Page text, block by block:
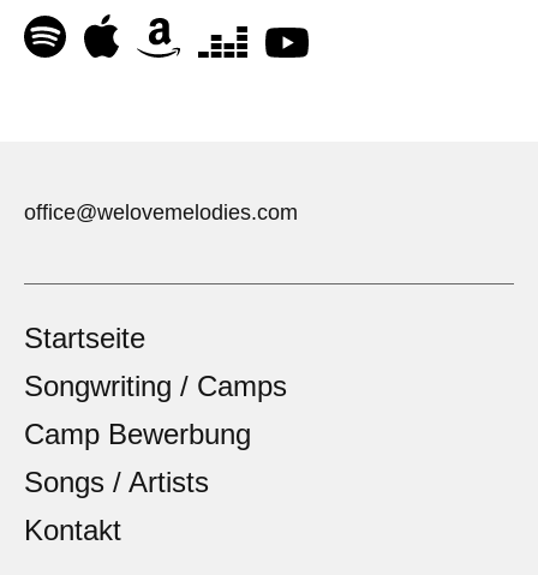
office@welovemelodies.com
Startseite
Songwriting / Camps
Camp Bewerbung
Songs / Artists
Kontakt